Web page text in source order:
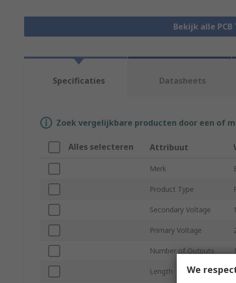
Bekijk alle
Specificaties Datasheets
Zoek vergelijkbare producten door een of
Alles selecteren Attribuut
Merk
Product Type
Secondary Voltage
Primary Voltage
Number of Outputs 1
Length We